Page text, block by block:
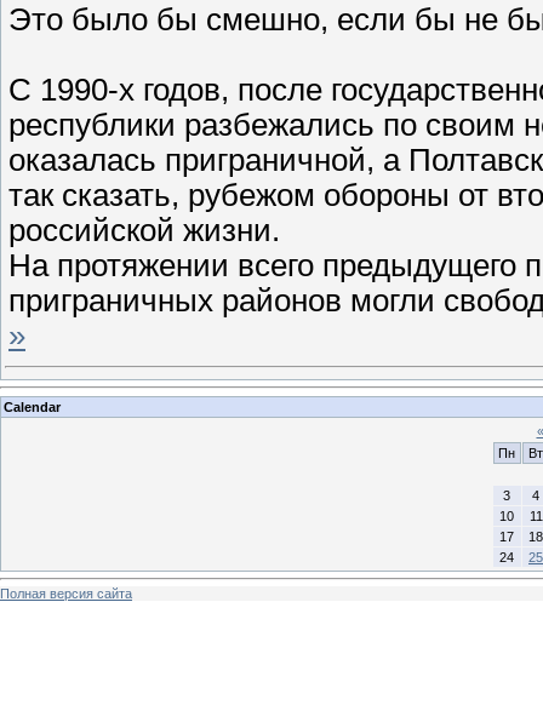
Это было бы смешно, если бы не
С 1990-х годов, после
республики разбежались по своим
оказалась приграничной, а
так сказать, рубежом обороны от
российской жизни.
На протяжении всего предыдущего
приграничных районов могли
»
Calendar
«
Пн
Вт
3
4
10
11
17
18
24
25
Полная версия сайта